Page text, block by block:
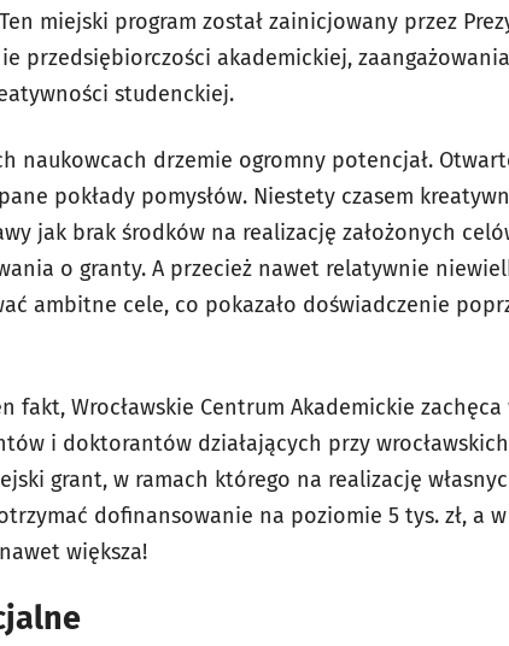
miejski program został zainicjowany przez
przedsiębiorczości akademickiej,
studenckiej.
naukowcach drzemie ogromny potencjał.
pokłady pomysłów. Niestety czasem
jak brak środków na realizację założonych
o granty. A przecież nawet relatywnie
ambitne cele, co pokazało doświadczenie
fakt, Wrocławskie Centrum Akademickie
i doktorantów działających przy
grant, w ramach którego na realizację
dofinansowanie na poziomie 5 tys. zł, a
większa!